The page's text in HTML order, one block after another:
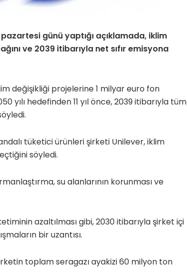
pazartesi günü yaptığı açıklamada, iklim
ve 2039 itibarıyla net sıfır emisyona
değişikliği projelerine 1 milyar euro fon
yılı hedefinden 11 yıl önce, 2039 itibarıyla tüm
tüketici ürünleri şirketi Unilever, iklim
söyledi.
su alanlarının korunması ve
azaltılması gibi, 2030 itibarıyla şirket içi
bir uzantısı.
toplam seragazı ayakizi 60 milyon ton